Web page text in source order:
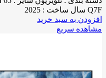
Q7F سال ساخت : 2025
افزودن به سبد خرید
مشاهده سریع